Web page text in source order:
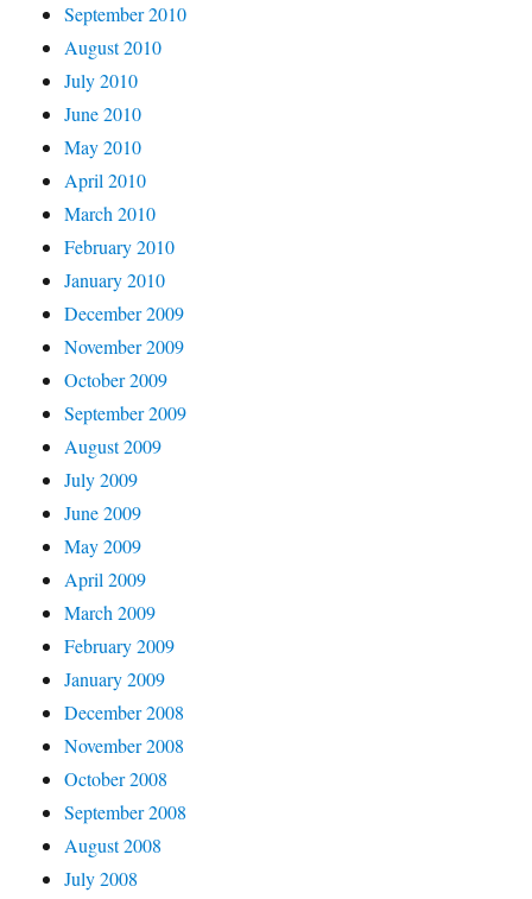
September 2010
August 2010
July 2010
June 2010
May 2010
April 2010
March 2010
February 2010
January 2010
December 2009
November 2009
October 2009
September 2009
August 2009
July 2009
June 2009
May 2009
April 2009
March 2009
February 2009
January 2009
December 2008
November 2008
October 2008
September 2008
August 2008
July 2008